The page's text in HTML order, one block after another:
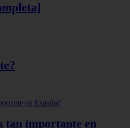
tan importante en